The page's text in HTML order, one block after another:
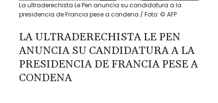
La ultraderechista Le Pen anuncia su candidatura a la
presidencia de Francia pese a condena / Foto: © AFP
LA ULTRADERECHISTA LE PEN
ANUNCIA SU CANDIDATURA A LA
PRESIDENCIA DE FRANCIA PESE A
CONDENA